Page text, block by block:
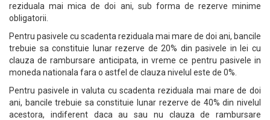
reziduala mai mica de doi ani, sub forma de rezerve minime
obligatorii.
Pentru pasivele cu scadenta reziduala mai mare de doi ani, bancile
trebuie sa constituie lunar rezerve de 20% din pasivele in lei cu
clauza de rambursare anticipata, in vreme ce pentru pasivele in
moneda nationala fara o astfel de clauza nivelul este de 0%.
Pentru pasivele in valuta cu scadenta reziduala mai mare de doi
ani, bancile trebuie sa constituie lunar rezerve de 40% din nivelul
acestora, indiferent daca au sau nu clauza de rambursare